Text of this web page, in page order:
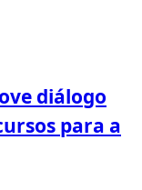
diálogo
para a